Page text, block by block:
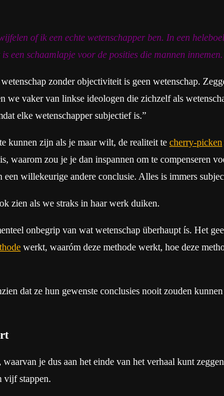
of ik een echte wetenschapper ben. In een
een schaamlapje voor de posities die mannen
zonder objectiviteit is geen wetenschap.
vaker van linkse ideologen die zichzelf als
elke wetenschapper subjectief is.”
kunnen zijn als je maar wilt, de realiteit te cherry-picken
waarom zou je je dan inspannen om te compenseren
willekeurige andere conclusie. Alles is immers
zien als we straks in haar werk duiken.
onbegrip van wat wetenschap überhaupt ís. Het
werkt, waaróm deze methode werkt, hoe deze
dat ze hun gewenste conclusies nooit zouden
je dus aan het einde van het verhaal kunt
vijf stappen.